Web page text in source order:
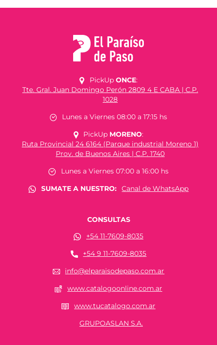
PickUp ONCE:
Tte. Gral. Juan Domingo Perón 2809 4 E CABA | C.P.
1028
Lunes a Viernes 08:00 a 17:15 hs
PickUp MORENO:
Ruta Provincial 24 6164 (Parque industrial Moreno 1)
Prov. de Buenos Aires | C.P. 1740
Lunes a Viernes 07:00 a 16:00 hs
SUMATE A NUESTRO:
Canal de WhatsApp
CONSULTAS
+54 11-7609-8035
+54 9 11-7609-8035
info@elparaisodepaso.com.ar
www.catalogoonline.com.ar
www.tucatalogo.com.ar
GRUPOASLAN S.A.